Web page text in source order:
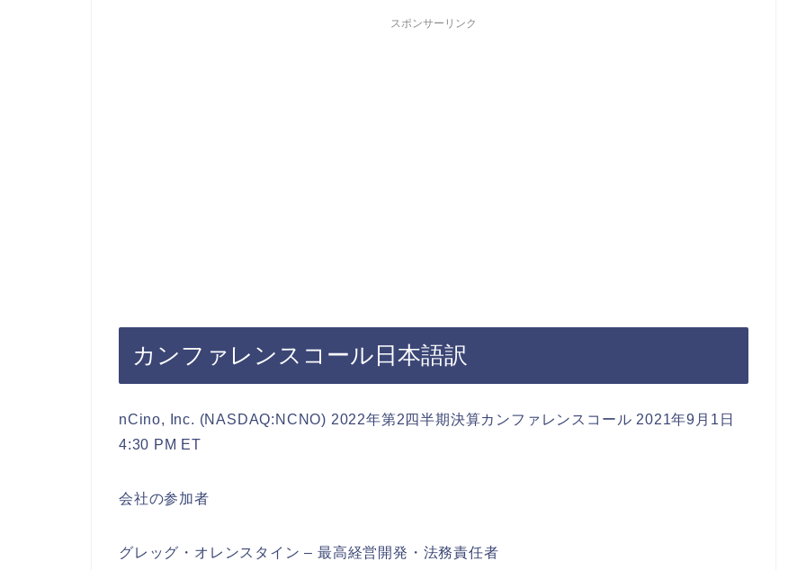
スポンサーリンク
カンファレンスコール日本語訳
nCino, Inc. (NASDAQ:NCNO) 2022年第2四半期決算カンファレンスコール 2021年9月1日
4:30 PM ET
会社の参加者
グレッグ・オレンスタイン – 最高経営開発・法務責任者